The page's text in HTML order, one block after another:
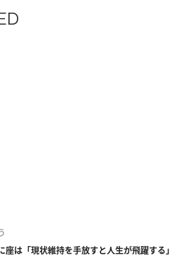
座は「現状維持を手放すと人生が飛躍する」